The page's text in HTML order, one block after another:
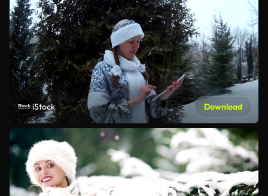
iStock Download